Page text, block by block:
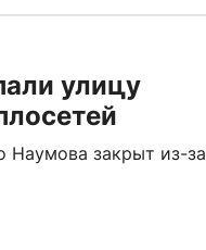
улицу
Наумова закрыт из-за